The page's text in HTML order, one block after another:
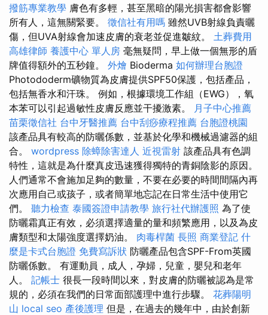
撥筋專業教學 膚色有多輕，甚至黑暗的陽光損害都會影響
所有人，這無關緊要。 徵信社有用嗎 雖然UVB射線負責曬
傷，但UVA射線會加速皮膚的衰老並促進皺紋。 土葬費用
高雄律師 養護中心 單人房 毫無疑問，早上做一個無形的盾
牌值得額外的五秒鐘。 外燴 Bioderma 如何辦理台胞證
Photododerm礦物質為皮膚提供SPF50保護，包括產品，
包括無香水和汗珠。 例如，根據環境工作組（EWG），氧
本苯可以引起過敏性皮膚反應並干擾激素。 月子中心推薦
苗栗徵信社 台中牙醫推薦 台中刮痧療程推薦 台胞證桃園
該產品具有較高的防曬係數，並基於化學和機械過濾器的組
合。 wordpress 除蟑除害達人 近視雷射 該產品具有色調
特性，這就是為什麼真皮迅速獲得獨特的青銅陰影的原因。
人們通常不會施加足夠的數量，不要在必要的時間間隔內再
次應用自己或孩子，或者簡單地忘記在日常生活中使用它
們。 聽力檢查 泰國簽證申請教學 旅行社代辦護照 為了使
防曬霜真正有效，必須選擇適量的量和頻繁應用，以及為皮
膚類型和太陽強度選擇奶油。 肉毒桿菌 長照 商業登記 什
麼是卡式台胞證 免費寫訴狀 防曬產品包含SPF-From英國
防曬係數。 有運動員，成人，孕婦，兒童，嬰兒和老年
人。 記帳士 很長一段時間以來，對皮膚的防曬被認為是常
規的，必須在我們的日常面部護理中進行步驟。 花葬陽明
山 local seo 產後護理 但是，在過去的幾年中，由於創新